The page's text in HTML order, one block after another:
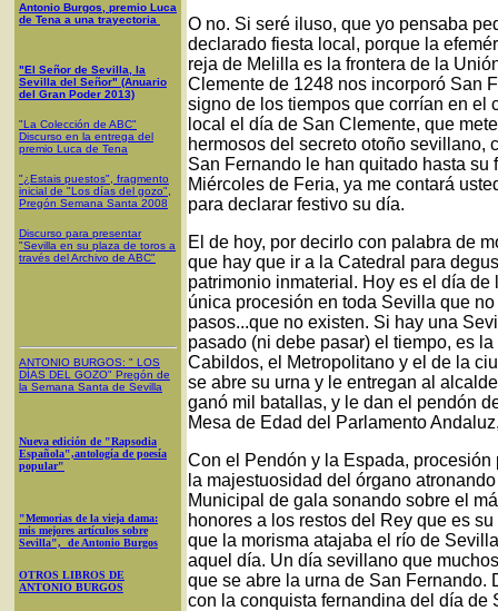
Antonio Burgos, premio Luca
de Tena a una trayectoria
"El Señor de Sevilla, la
Sevilla del Señor" (Anuario
del Gran Poder 2013)
"La Colección de ABC"
Discurso en la entrega del
premio Luca de Tena
"¿Estais puestos", fragmento
inicial de "Los días del gozo",
Pregón Semana Santa 2008
Discurso para presentar
"Sevilla en su plaza de toros a
través del Archivo de ABC"
ANTONIO BURGOS: " LOS
DÍAS DEL GOZO" Pregón de
la Semana Santa de Sevilla
Nueva edición de "Rapsodia
Española",antología de poesía
popular"
"Memorias de la vieja dama:
mis mejores artículos sobre
Sevilla", de Antonio Burgos
OTROS LIBROS DE
ANTONIO BURGOS
O no. Si seré iluso, que yo pensaba
declarado fiesta local, porque la
reja de Melilla es la frontera de la
Clemente de 1248 nos incorporó San
signo de los tiempos que corrían en el
local el día de San Clemente, que
hermosos del secreto otoño sevillano,
San Fernando le han quitado hasta
Miércoles de Feria, ya me contará
para declarar festivo su día.
El de hoy, por decirlo con palabra de
que hay que ir a la Catedral para
patrimonio inmaterial. Hoy es el día
única procesión en toda Sevilla que
pasos...que no existen. Si hay una
pasado (ni debe pasar) el tiempo, es
Cabildos, el Metropolitano y el de la
se abre su urna y le entregan al
ganó mil batallas, y le dan el pendón
Mesa de Edad del Parlamento
Con el Pendón y la Espada,
la majestuosidad del órgano
Municipal de gala sonando sobre el
honores a los restos del Rey que es
que la morisma atajaba el río de
aquel día. Un día sevillano que
que se abre la urna de San Fernando.
con la conquista fernandina del día de